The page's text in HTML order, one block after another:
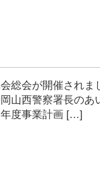
総会が開催され
山西警察署長の
度事業計画 […]